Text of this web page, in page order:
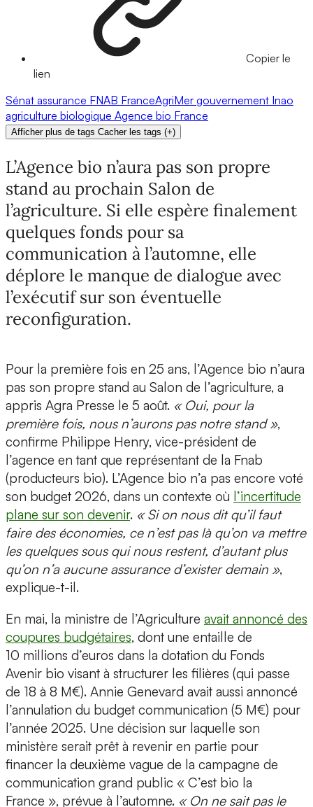
Copier le
lien
Sénat assurance FNAB FranceAgriMer gouvernement Inao
agriculture biologique Agence bio France
Afficher plus de tags Cacher les tags (+)
L’Agence bio n’aura pas son propre
stand au prochain Salon de
l’agriculture. Si elle espère finalement
quelques fonds pour sa
communication à l’automne, elle
déplore le manque de dialogue avec
l’exécutif sur son éventuelle
reconfiguration.
Pour la première fois en 25 ans, l’Agence bio n’aura
pas son propre stand au Salon de l’agriculture, a
appris Agra Presse le 5 août. « Oui, pour la
première fois, nous n’aurons pas notre stand »,
confirme Philippe Henry, vice-président de
l’agence en tant que représentant de la Fnab
(producteurs bio). L’Agence bio n’a pas encore voté
son budget 2026, dans un contexte où l’incertitude
plane sur son devenir. « Si on nous dit qu’il faut
faire des économies, ce n’est pas là qu’on va mettre
les quelques sous qui nous restent, d’autant plus
qu’on n’a aucune assurance d’exister demain »,
explique-t-il.
En mai, la ministre de l’Agriculture avait annoncé des
coupures budgétaires, dont une entaille de
10 millions d’euros dans la dotation du Fonds
Avenir bio visant à structurer les filières (qui passe
de 18 à 8 M€). Annie Genevard avait aussi annoncé
l’annulation du budget communication (5 M€) pour
l’année 2025. Une décision sur laquelle son
ministère serait prêt à revenir en partie pour
financer la deuxième vague de la campagne de
communication grand public « C’est bio la
France », prévue à l’automne. « On ne sait pas le